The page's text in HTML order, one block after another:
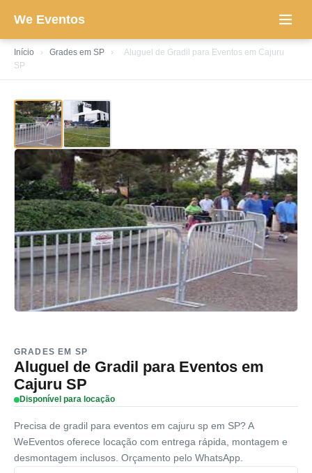
We Eventos
Início › Grades em SP ›
Aluguel de Gradil para Eventos em Cajuru
SP
GRADES EM SP
Aluguel de Gradil para Eventos em
Cajuru SP
Disponível para locação
Precisa de gradil para eventos em cajuru sp em SP? A
WeEventos oferece locação com entrega rápida, montagem e
desmontagem inclusos. Orçamento pelo WhatsApp.